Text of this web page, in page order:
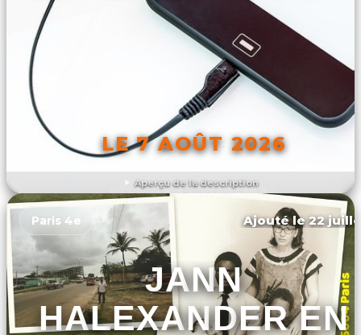
Aperçu de la description
LE 7 AOÛT 2026
DÉCOUVRIR L'ÉVÉNEMENT
Paris 4e Ajouté le 22
JANN
HALEXANDER EN